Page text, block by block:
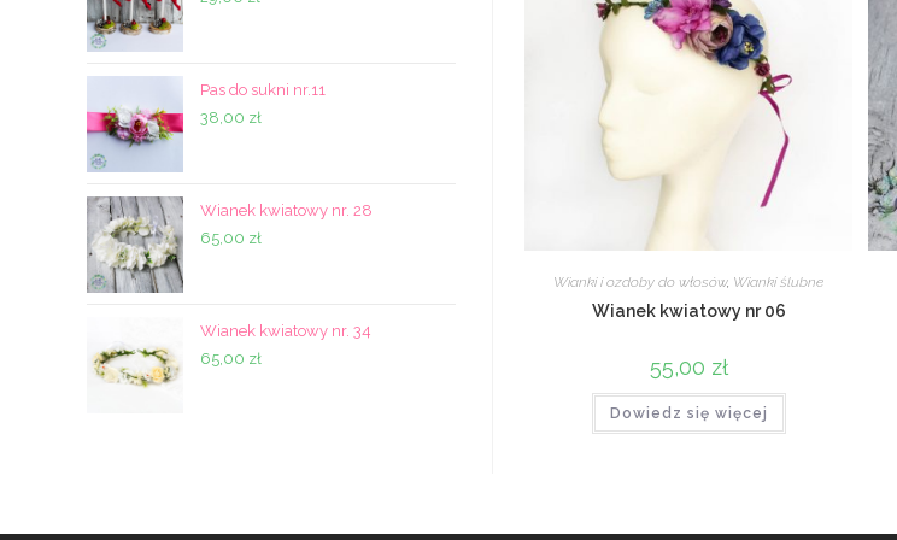
Wianki i ozdoby do włosów, Wianki ślubne
Wianek kwiatowy nr 06
55,00 zł
Dowiedz się więcej
Pas do sukni nr.11
38,00 zł
Wianek kwiatowy nr. 28
65,00 zł
Wianek kwiatowy nr. 34
65,00 zł